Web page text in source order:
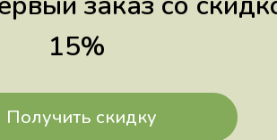
15%
Получить скидку